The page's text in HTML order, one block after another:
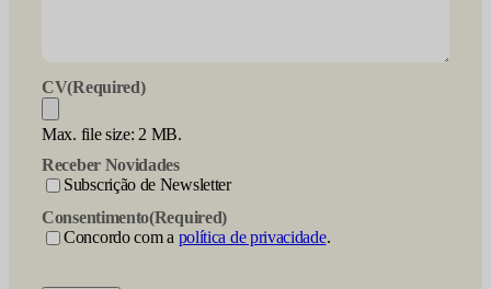
CV(Required)
Max. file size: 2 MB.
Receber Novidades
Subscrição de Newsletter
Consentimento(Required)
Concordo com a política de privacidade.